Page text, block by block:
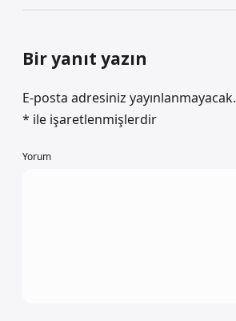
Bir yanıt yazın
E-posta adresiniz yayınlanmayacak.
* ile işaretlenmişlerdir
Yorum